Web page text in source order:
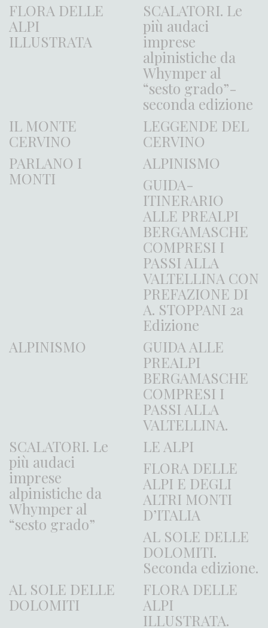
FLORA DELLE
ALPI
ILLUSTRATA
SCALATORI. Le
più audaci
imprese
alpinistiche da
Whymper al
“sesto grado”-
seconda edizione
IL MONTE
CERVINO
LEGGENDE DEL
CERVINO
PARLANO I
MONTI
ALPINISMO
GUIDA-
ITINERARIO
ALLE PREALPI
BERGAMASCHE
COMPRESI I
PASSI ALLA
VALTELLINA CON
PREFAZIONE DI
A. STOPPANI 2a
Edizione
ALPINISMO
GUIDA ALLE
PREALPI
BERGAMASCHE
COMPRESI I
PASSI ALLA
VALTELLINA.
SCALATORI. Le
più audaci
imprese
alpinistiche da
Whymper al
“sesto grado”
LE ALPI
FLORA DELLE
ALPI E DEGLI
ALTRI MONTI
D’ITALIA
AL SOLE DELLE
DOLOMITI.
Seconda edizione.
AL SOLE DELLE
DOLOMITI
FLORA DELLE
ALPI
ILLUSTRATA.